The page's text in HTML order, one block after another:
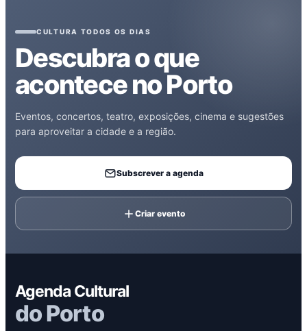
CULTURA TODOS OS DIAS
Descubra o que
acontece no Porto
Eventos, concertos, teatro, exposições, cinema e sugestões
para aproveitar a cidade e a região.
Subscrever a agenda
Criar evento
Agenda Cultural
do Porto